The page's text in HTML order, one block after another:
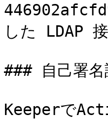
した LDAP
### 自己署名
Keeperで